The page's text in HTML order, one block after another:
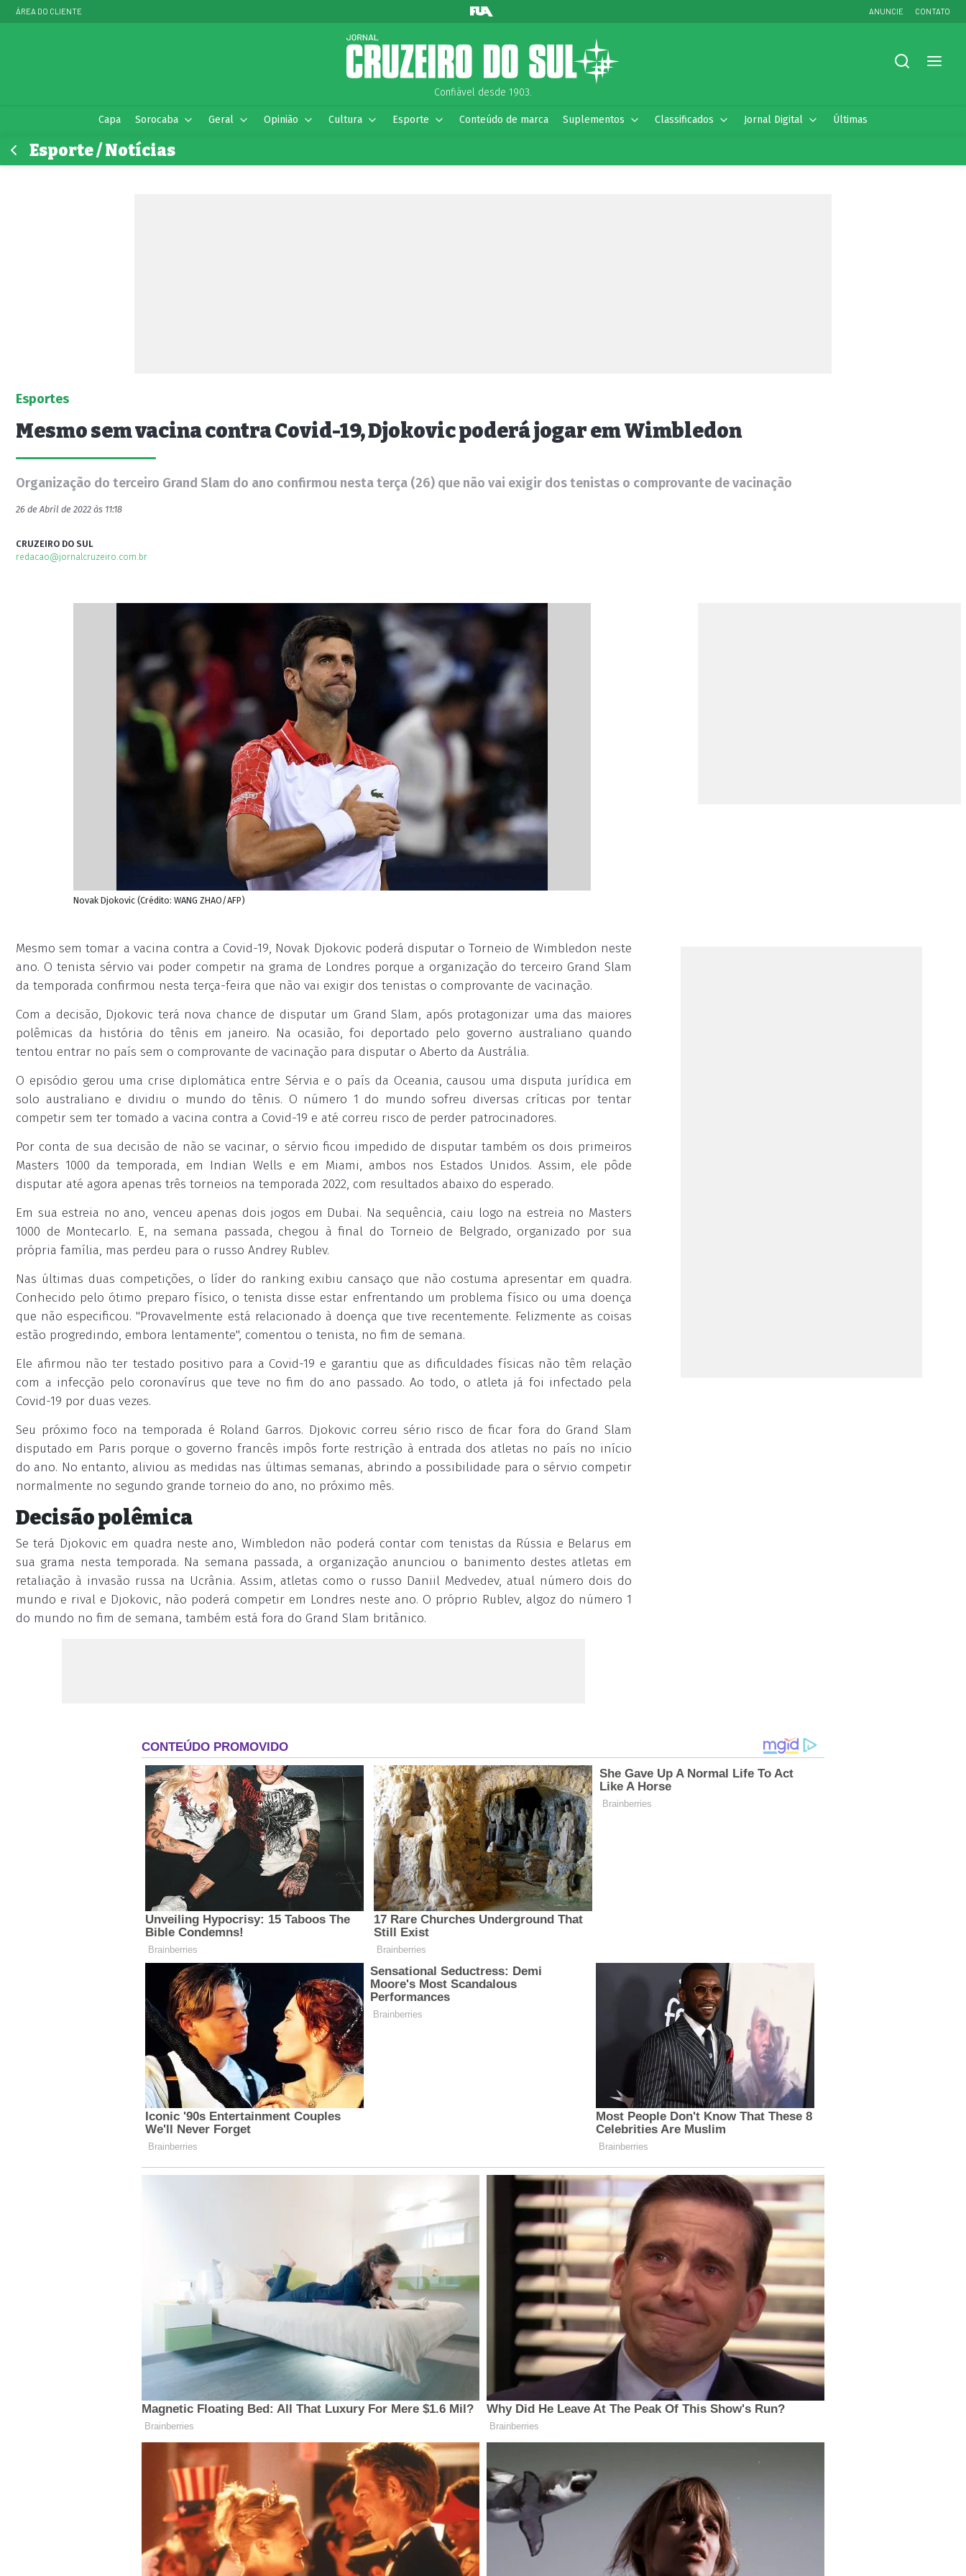
ÁREA DO CLIENTE ANUNCIE CONTATO
Confiável desde 1903.
Capa Sorocaba Geral Opinião Cultura Esporte Conteúdo de marca Suplementos Classificados Jornal Digital Últimas
Esporte / Notícias
Esportes
Mesmo sem vacina contra Covid-19, Djokovic poderá jogar em Wimbledon
Organização do terceiro Grand Slam do ano confirmou nesta terça (26) que não vai exigir dos tenistas o comprovante de vacinação
26 de Abril de 2022 às 11:18
CRUZEIRO DO SUL
redacao@jornalcruzeiro.com.br
Novak Djokovic (Crédito: WANG ZHAO/AFP)
Mesmo sem tomar a vacina contra a Covid-19, Novak Djokovic poderá disputar o Torneio de Wimbledon neste
ano. O tenista sérvio vai poder competir na grama de Londres porque a organização do terceiro Grand Slam
da temporada confirmou nesta terça-feira que não vai exigir dos tenistas o comprovante de vacinação.
Com a decisão, Djokovic terá nova chance de disputar um Grand Slam, após protagonizar uma das maiores
polêmicas da história do tênis em janeiro. Na ocasião, foi deportado pelo governo australiano quando
tentou entrar no país sem o comprovante de vacinação para disputar o Aberto da Austrália.
O episódio gerou uma crise diplomática entre Sérvia e o país da Oceania, causou uma disputa jurídica em
solo australiano e dividiu o mundo do tênis. O número 1 do mundo sofreu diversas críticas por tentar
competir sem ter tomado a vacina contra a Covid-19 e até correu risco de perder patrocinadores.
Por conta de sua decisão de não se vacinar, o sérvio ficou impedido de disputar também os dois primeiros
Masters 1000 da temporada, em Indian Wells e em Miami, ambos nos Estados Unidos. Assim, ele pôde
disputar até agora apenas três torneios na temporada 2022, com resultados abaixo do esperado.
Em sua estreia no ano, venceu apenas dois jogos em Dubai. Na sequência, caiu logo na estreia no Masters
1000 de Montecarlo. E, na semana passada, chegou à final do Torneio de Belgrado, organizado por sua
própria família, mas perdeu para o russo Andrey Rublev.
Nas últimas duas competições, o líder do ranking exibiu cansaço que não costuma apresentar em quadra.
Conhecido pelo ótimo preparo físico, o tenista disse estar enfrentando um problema físico ou uma doença
que não especificou. "Provavelmente está relacionado à doença que tive recentemente. Felizmente as coisas
estão progredindo, embora lentamente", comentou o tenista, no fim de semana.
Ele afirmou não ter testado positivo para a Covid-19 e garantiu que as dificuldades físicas não têm relação
com a infecção pelo coronavírus que teve no fim do ano passado. Ao todo, o atleta já foi infectado pela
Covid-19 por duas vezes.
Seu próximo foco na temporada é Roland Garros. Djokovic correu sério risco de ficar fora do Grand Slam
disputado em Paris porque o governo francês impôs forte restrição à entrada dos atletas no país no início
do ano. No entanto, aliviou as medidas nas últimas semanas, abrindo a possibilidade para o sérvio competir
normalmente no segundo grande torneio do ano, no próximo mês.
Decisão polêmica
Se terá Djokovic em quadra neste ano, Wimbledon não poderá contar com tenistas da Rússia e Belarus em
sua grama nesta temporada. Na semana passada, a organização anunciou o banimento destes atletas em
retaliação à invasão russa na Ucrânia. Assim, atletas como o russo Daniil Medvedev, atual número dois do
mundo e rival e Djokovic, não poderá competir em Londres neste ano. O próprio Rublev, algoz do número 1
do mundo no fim de semana, também está fora do Grand Slam britânico.